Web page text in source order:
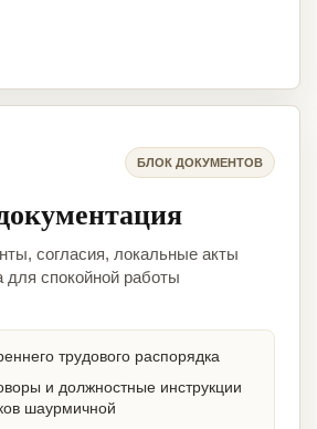
БЛОК ДОКУМЕНТОВ
согласия, локальные акты
для спокойной работы
трудового распорядка
и должностные инструкции
шаурмичной